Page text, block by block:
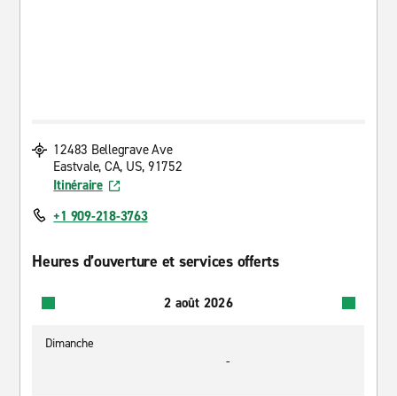
12483 Bellegrave Ave
Eastvale, CA, US, 91752
Itinéraire
+1 909-218-3763
Heures d’ouverture et services offerts
2 août 2026
Dimanche
-